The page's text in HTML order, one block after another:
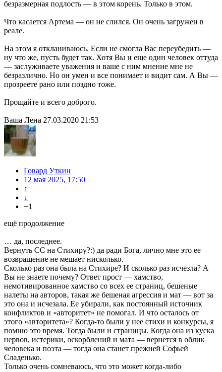
безразмерная подлость — в этом корень. Только в этом.
Что касается Артема — он не слился. Он очень загружен в
реале.
На этом я откланиваюсь. Если не смогла Вас переубедить —
ну что же, пусть будет так. Хотя Вы и еще один человек оттуда
— заслуживаете уважения и ваше с ним мнение мне не
безразлично. Но он умен и все понимает и видит сам. А Вы —
прозреете рано или поздно тоже.
Прощайте и всего доброго.
Ваша Лена 27.03.2020 21:53
Говард Уткин
12 мая 2025, 17:50
↑
↓
+1
ещё продолжение
… да, последнее.
Вернуть СС на Стихиру?:) да ради Бога, лично мне это ее
возвращение не мешает нисколько.
Сколько раз она была на Стихире? И сколько раз исчезла? А
Вы не знаете почему? Ответ прост — хамство,
немотивированное хамство со всех ее страниц, бешеные
налеты на авторов, такая же бешеная агрессия и мат — вот за
это она и исчезала. Ее убирали, как постоянный источник
конфликтов и «авторитет» не помогал. И что осталось от
этого «авторитета»? Когда-то были у нее стихи и конкурсы, я
помню это время. Тогда были и страницы. Когда она из куска
нервов, истерики, оскорблений и мата — вернется в облик
человека и поэта — тогда она станет прежней Софьей
Сладенько.
Только очень сомневаюсь, что это может когда-либо